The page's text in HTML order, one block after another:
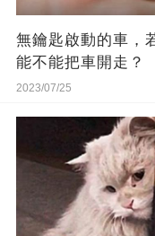
無鑰匙啟動的車，
能不能把車開走？
2023/07/25